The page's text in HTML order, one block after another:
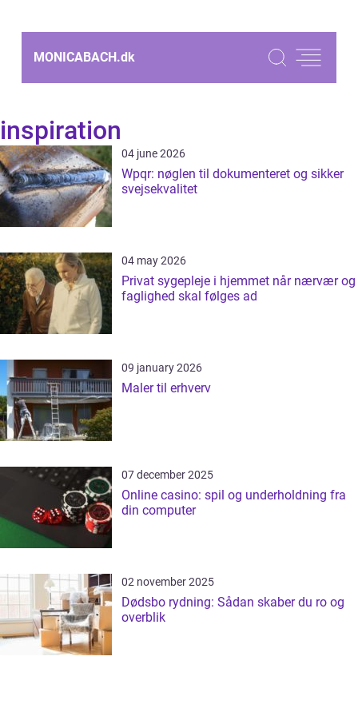
MONICABACH.dk
inspiration
04 june 2026
Wpqr: nøglen til dokumenteret og sikker
svejsekvalitet
04 may 2026
Privat sygepleje i hjemmet når nærvær og
faglighed skal følges ad
09 january 2026
Maler til erhverv
07 december 2025
Online casino: spil og underholdning fra
din computer
02 november 2025
Dødsbo rydning: Sådan skaber du ro og
overblik